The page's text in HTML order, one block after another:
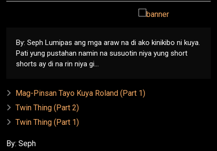
By: Seph Lumipas ang mga araw na di ako kinikibo ni kuya.
Pati yung pustahan namin na susuotin niya yung short
shorts ay di na rin niya gi...
Mag-Pinsan Tayo Kuya Roland (Part 1)
Twin Thing (Part 2)
Twin Thing (Part 1)
By: Seph